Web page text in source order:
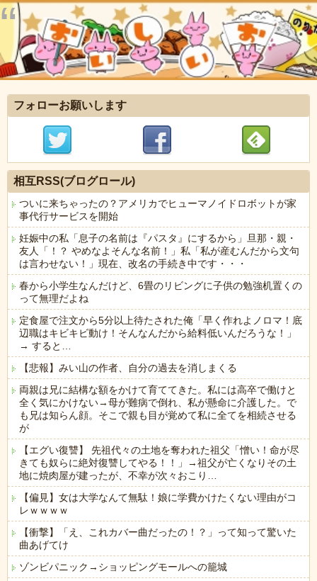
フォローお願いします
相互RSS(ブログロール)
ついに来ちゃったの？アメリカでヒューマノイドロボットが家
事代行サービスを開始
妊娠中の私「息子の名前は『パスタ』にするから」旦那・親・
友人「！？ やめなよそんな名前！」私「私が産むんだから文句
は言わせない！」現在、改名の手続き中です・・・
春から小学生なんだけど、6畳のリビングに子供の勉強机置くの
って無理だよね
定食屋で注文から5分以上待たされた俺「早く作れよノロマ！底
辺職はキビキビ動け！そんなんだから給料低いんだろうな！」
→ すると…
【悲報】みい山の作者、自分の過去を消しまくる
両親は兄に結構な額をかけて育ててきた。私には高卒で働けと
全く気にかけない→母が難病で倒れ、私が懸命に介護した。で
も兄は知らん顔。そこで親も目が覚めて私に全てを相続させる
が
【エグい復讐】 先祖代々の土地を奪われた祖父「憎い！命が尽
きても奴らに絶対復讐してやる！！」→祖父が亡くなりその土
地に焼肉屋が建ったが、不幸が次々おこり…
【偏見】女は大学なんて無駄！娘に学費かけたくない理由がコ
レｗｗｗｗ
【衝撃】「え、これカバー曲だったの！？」って知って驚いた
曲あげてけ
ゾンビパニック→ショッピングモールへの籠城